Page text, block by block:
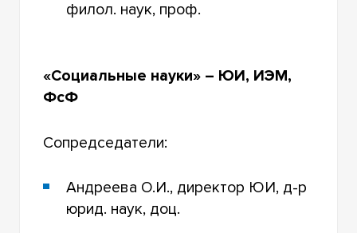
филол. наук, проф.
«Социальные науки» – ЮИ, ИЭМ,
ФсФ
Сопредседатели:
Андреева О.И., директор ЮИ, д-р
юрид. наук, доц.